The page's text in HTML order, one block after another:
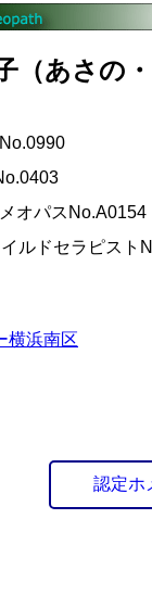
あさの
オパスNo.A0154
ルドセラピスト
横浜南区
認定ホ